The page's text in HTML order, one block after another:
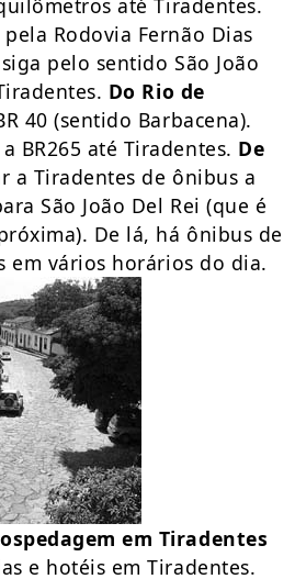
até Tiradentes.
pela Rodovia Fernão Dias
pelo sentido São João
Do Rio de
40 (sentido Barbacena).
BR265 até Tiradentes. De
a Tiradentes de ônibus a
São João Del Rei (que é
De lá, há ônibus de
em vários horários do dia.
em Tiradentes
e hotéis em Tiradentes.